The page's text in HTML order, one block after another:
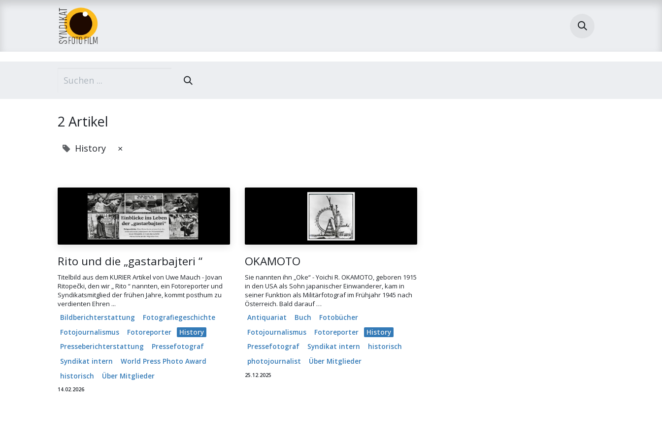
2 Artikel
History ×
Rito und die „gastarbajteri “
Titelbild aus dem KURIER Artikel von Uwe Mauch - Jovan
Ritopečki, den wir „ Rito “ nannten, ein Fotoreporter und
Syndikatsmitglied der frühen Jahre, kommt posthum zu
verdienten Ehren ...
Bildberichterstattung
Fotografiegeschichte
Fotojournalismus
Fotoreporter
History
Presseberichterstattung
Pressefotograf
Syndikat intern
World Press Photo Award
historisch
Über Mitglieder
14.02.2026
OKAMOTO
Sie nannten ihn „Oke“ - Yoichi R. OKAMOTO, geboren 1915
in den USA als Sohn japanischer Einwanderer, kam in
seiner Funktion als Militärfotograf im Frühjahr 1945 nach
Österreich. Bald darauf …
Antiquariat
Buch
Fotobücher
Fotojournalismus
Fotoreporter
History
Pressefotograf
Syndikat intern
historisch
photojournalist
Über Mitglieder
25.12.2025